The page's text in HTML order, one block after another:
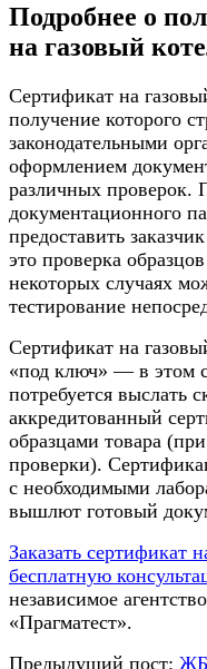
Подробнее о
на газовый
Сертификат на
получение которого
законодательными
оформлением
различных проверок.
документационного
предоставить
это проверка
некоторых случаях
тестирование
Сертификат на
«под ключ» — в этом
потребуется выслать
аккредитованный
образцами товара
проверки).
с необходимыми
вышлют готовый
Заказать сертификат
бесплатную
независимое
«Прагматест».
Предыдущий пост: